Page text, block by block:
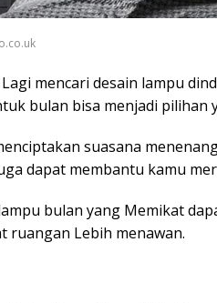
mencari desain lampu
bulan bisa menjadi pilihan
suasana
dapat membantu kamu
bulan yang Memikat
ruangan Lebih menawan.